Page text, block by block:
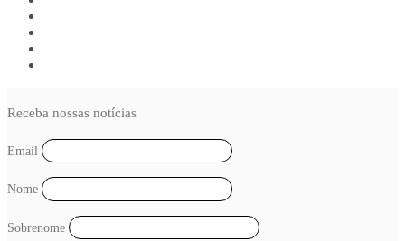
Receba nossas notícias
Email
Nome
Sobrenome